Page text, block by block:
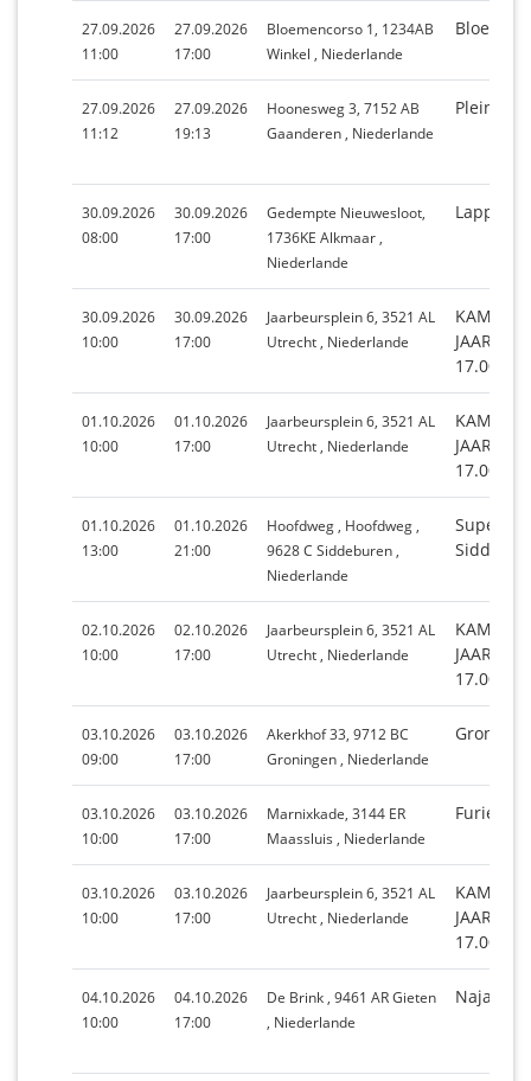
27.09.2026
11:00
27.09.2026
17:00
Bloemencorso 1, 1234AB
Winkel , Niederlande
27.09.2026
11:12
27.09.2026
19:13
Hoonesweg 3, 7152 AB
Gaanderen , Niederlande
30.09.2026
08:00
30.09.2026
17:00
Gedempte Nieuwesloot,
1736KE Alkmaar ,
Niederlande
30.09.2026
10:00
30.09.2026
17:00
Jaarbeursplein 6, 3521 AL
Utrecht , Niederlande
17.00
01.10.2026
10:00
01.10.2026
17:00
Jaarbeursplein 6, 3521 AL
Utrecht , Niederlande
17.00
01.10.2026
13:00
01.10.2026
21:00
Hoofdweg , Hoofdweg ,
9628 C Siddeburen ,
Niederlande
02.10.2026
10:00
02.10.2026
17:00
Jaarbeursplein 6, 3521 AL
Utrecht , Niederlande
17.00
03.10.2026
09:00
03.10.2026
17:00
Akerkhof 33, 9712 BC
Groningen , Niederlande
03.10.2026
10:00
03.10.2026
17:00
Marnixkade, 3144 ER
Maassluis , Niederlande
03.10.2026
10:00
03.10.2026
17:00
Jaarbeursplein 6, 3521 AL
Utrecht , Niederlande
17.00
04.10.2026
10:00
04.10.2026
17:00
De Brink , 9461 AR Gieten
, Niederlande